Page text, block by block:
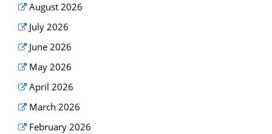
August 2026
July 2026
June 2026
May 2026
April 2026
March 2026
February 2026